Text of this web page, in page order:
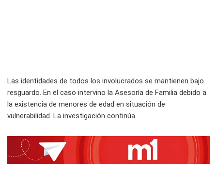
Las identidades de todos los involucrados se mantienen bajo
resguardo. En el caso intervino la Asesoría de Familia debido a
la existencia de menores de edad en situación de
vulnerabilidad. La investigación continúa.